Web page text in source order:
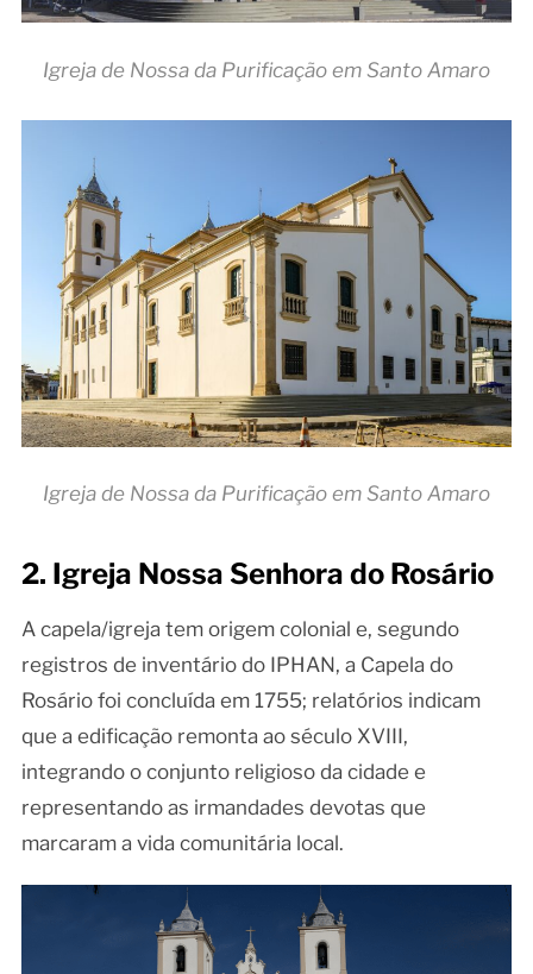
Igreja de Nossa da Purificação em Santo Amaro
Igreja de Nossa da Purificação em Santo Amaro
2. Igreja Nossa Senhora do Rosário
A capela/igreja tem origem colonial e, segundo
registros de inventário do IPHAN, a Capela do
Rosário foi concluída em 1755; relatórios indicam
que a edificação remonta ao século XVIII,
integrando o conjunto religioso da cidade e
representando as irmandades devotas que
marcaram a vida comunitária local.